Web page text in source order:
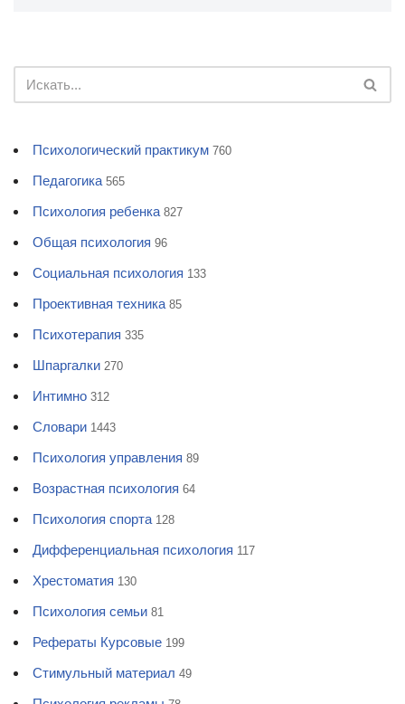
Психологический практикум 760
Педагогика 565
Психология ребенка 827
Общая психология 96
Социальная психология 133
Проективная техника 85
Психотерапия 335
Шпаргалки 270
Интимно 312
Словари 1443
Психология управления 89
Возрастная психология 64
Психология спорта 128
Дифференциальная психология 117
Хрестоматия 130
Психология семьи 81
Рефераты Курсовые 199
Стимульный материал 49